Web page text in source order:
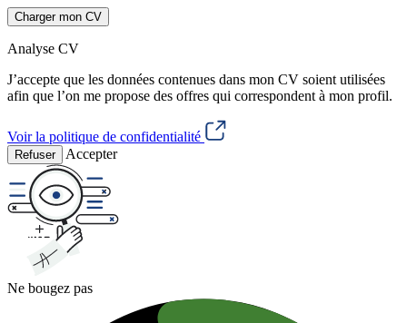
Charger mon CV
Analyse CV
J’accepte que les données contenues dans mon CV soient utilisées
afin que l’on me propose des offres qui correspondent à mon profil.
Voir la politique de confidentialité
Refuser Accepter
Ne bougez pas